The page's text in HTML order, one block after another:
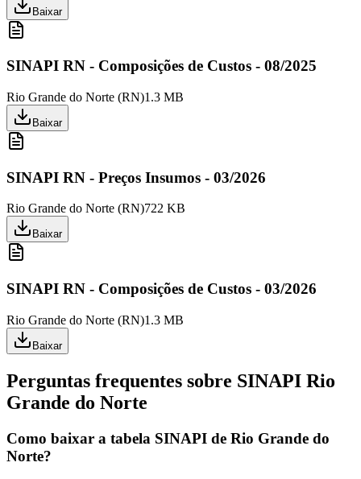
Baixar
SINAPI RN - Composições de Custos - 08/2025
Rio Grande do Norte (RN)1.3 MB
Baixar
SINAPI RN - Preços Insumos - 03/2026
Rio Grande do Norte (RN)722 KB
Baixar
SINAPI RN - Composições de Custos - 03/2026
Rio Grande do Norte (RN)1.3 MB
Baixar
Perguntas frequentes sobre SINAPI Rio
Grande do Norte
Como baixar a tabela SINAPI de Rio Grande do
Norte?